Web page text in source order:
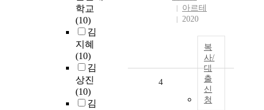
학교
(10)
김
지혜
(10)
김
상진
(10)
김
아르테
2020
복
사/
대
출
신
청
4